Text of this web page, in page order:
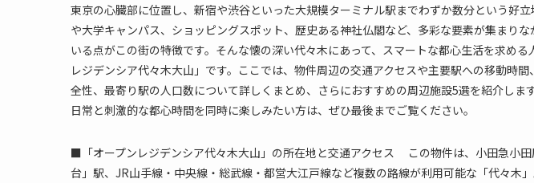
東京の心臓部に位置し、新宿や渋谷といった大規模ターミナル駅までわずか数分という好
や大学キャンパス、ショッピングスポット、歴史ある神社仏閣など、多彩な要素が集まり
いる点がこの街の特徴です。そんな懐の深い代々木にあって、スマートな都心生活を求め
レジデンシア代々木大山」です。ここでは、物件周辺の交通アクセスや主要駅への移動時
全性、最寄り駅の人口数について詳しくまとめ、さらにおすすめの周辺施設5選を紹介しま
日常と刺激的な都心時間を同時に楽しみたい方は、ぜひ最後までご覧ください。
■「オープンレジデンシア代々木大山」の所在地と交通アクセス この物件は、小田急小
台」駅、JR山手線・中央線・総武線・都営大江戸線など複数の路線が利用可能な「代々木